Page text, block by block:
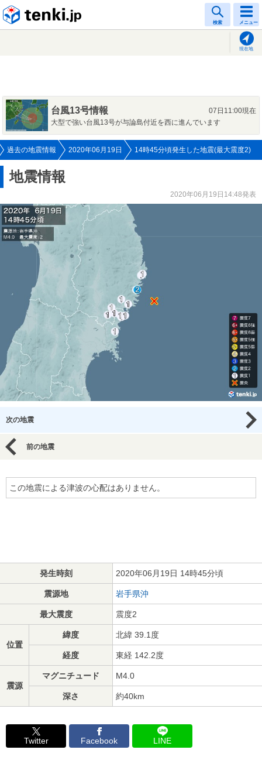
検索 メニュー
現在地
台風13号情報
07日11:00現在
大型で強い台風13号が与論島付近を西に進んでいます
過去の地震情報 2020年06月19日 14時45分頃発生した地震(最大震度2)
地震情報
2020年06月19日14:48発表
次の地震
前の地震
この地震による津波の心配はありません。
発生時刻 2020年06月19日 14時45分頃
震源地 岩手県沖
最大震度 震度2
位置
緯度 北緯 39.1度
経度 東経 142.2度
震源
マグニチュード M4.0
深さ 約40km
Twitter Facebook LINE